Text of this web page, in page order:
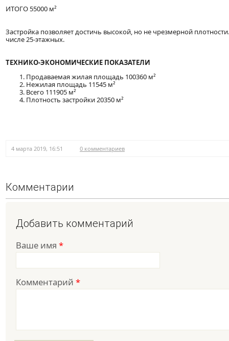
ИТОГО 55000 м²
Застройка позволяет достичь высокой, но не чрезмерной
числе 25-этажных.
ТЕХНИКО-ЭКОНОМИЧЕСКИЕ ПОКАЗАТЕЛИ
Продаваемая жилая площадь 100360 м²
Нежилая площадь 11545 м²
Всего 111905 м²
Плотность застройки 20350 м²
4 марта 2019, 16:51 0 комментариев
Комментарии
Добавить комментарий
Ваше имя *
Комментарий *